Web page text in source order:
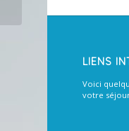
LIENS
Voici
votre